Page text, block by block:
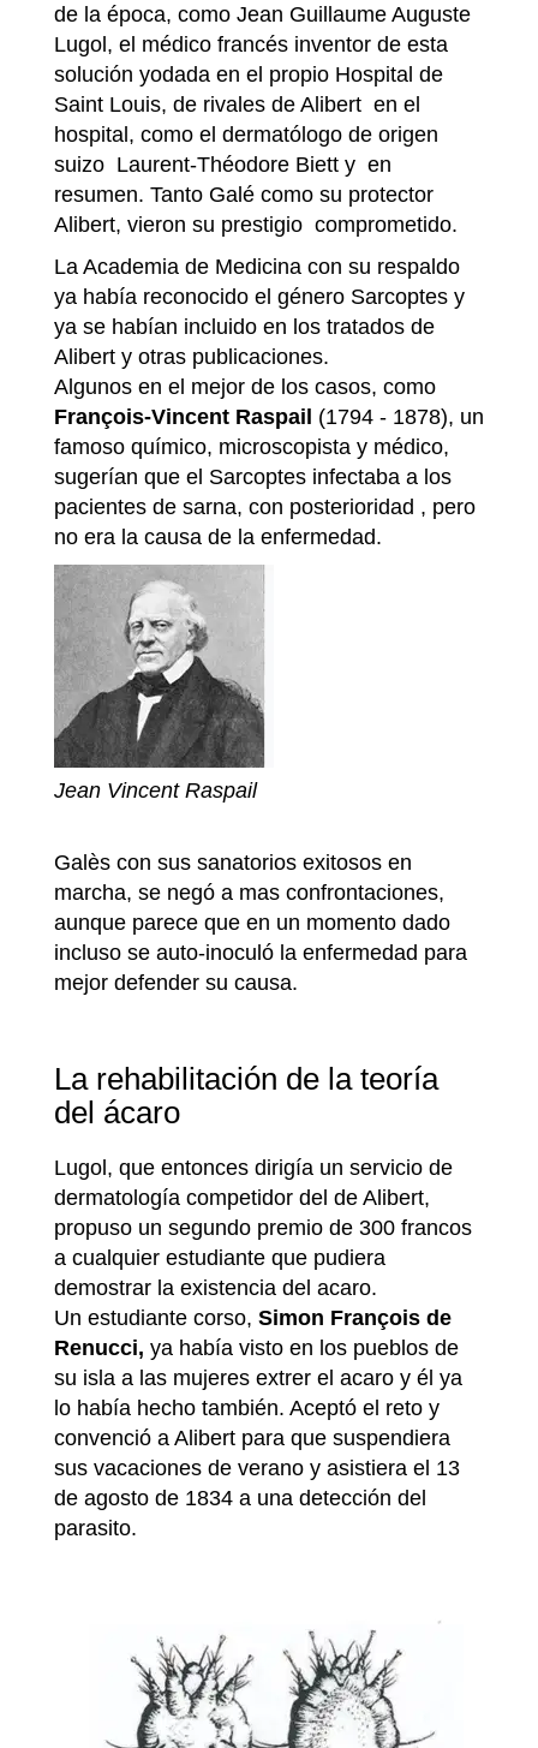
de la época, como Jean Guillaume Auguste
Lugol, el médico francés inventor de esta
solución yodada en el propio Hospital de
Saint Louis, de rivales de Alibert en el
hospital, como el dermatólogo de origen
suizo Laurent-Théodore Biett y en
resumen. Tanto Galé como su protector
Alibert, vieron su prestigio comprometido.
La Academia de Medicina con su respaldo
ya había reconocido el género Sarcoptes y
ya se habían incluido en los tratados de
Alibert y otras publicaciones.
Algunos en el mejor de los casos, como
François-Vincent Raspail (1794 - 1878), un
famoso químico, microscopista y médico,
sugerían que el Sarcoptes infectaba a los
pacientes de sarna, con posterioridad , pero
no era la causa de la enfermedad.
Jean Vincent Raspail
Galès con sus sanatorios exitosos en
marcha, se negó a mas confrontaciones,
aunque parece que en un momento dado
incluso se auto-inoculó la enfermedad para
mejor defender su causa.
La rehabilitación de la teoría
del ácaro
Lugol, que entonces dirigía un servicio de
dermatología competidor del de Alibert,
propuso un segundo premio de 300 francos
a cualquier estudiante que pudiera
demostrar la existencia del acaro.
Un estudiante corso, Simon François de
Renucci, ya había visto en los pueblos de
su isla a las mujeres extrer el acaro y él ya
lo había hecho también. Aceptó el reto y
convenció a Alibert para que suspendiera
sus vacaciones de verano y asistiera el 13
de agosto de 1834 a una detección del
parasito.